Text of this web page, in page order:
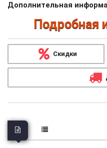
Дополнительная
Подробная
Скидки